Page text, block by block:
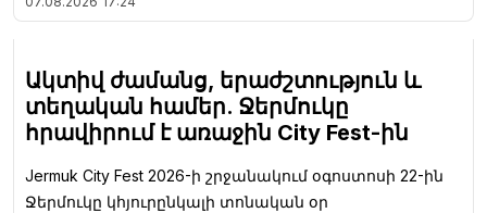
Ակտիվ ժամանց, երաժշտություն և
տեղական համեր. Ջերմուկը
հրավիրում է առաջին City Fest-ին
Jermuk City Fest 2026-ի շրջանակում օգոստոսի 22-ին
Ջերմուկը կհյուրընկալի տոնական օր